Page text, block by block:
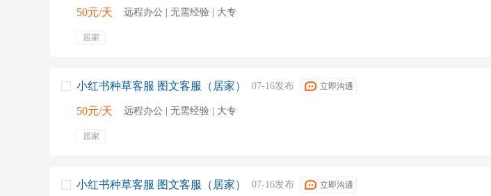
50元/天 远程办公 | 无需经验 | 大专
居家
小红书种草客服 图文客服（居家） 07-16发布 立即沟通
50元/天 远程办公 | 无需经验 | 大专
居家
小红书种草客服 图文客服（居家） 07-16发布 立即沟通